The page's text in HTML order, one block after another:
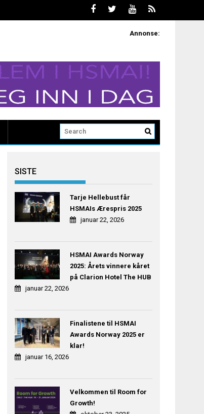
Annonse:
SISTE
Tarje Hellebust får
HSMAIs Ærespris 2025
januar 22, 2026
HSMAI Awards Norway
2025: Årets vinnere kåret
på Clarion Hotel The HUB
januar 22, 2026
Finalistene til HSMAI
Awards Norway 2025 er
klar!
januar 16, 2026
Velkommen til Room for
Growth!